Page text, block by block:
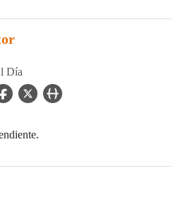
Día
Icon
twitter Iconuser_url Icon